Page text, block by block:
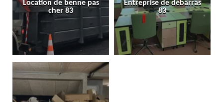
Location de benne pas
cher 83
Entreprise de débarras
83